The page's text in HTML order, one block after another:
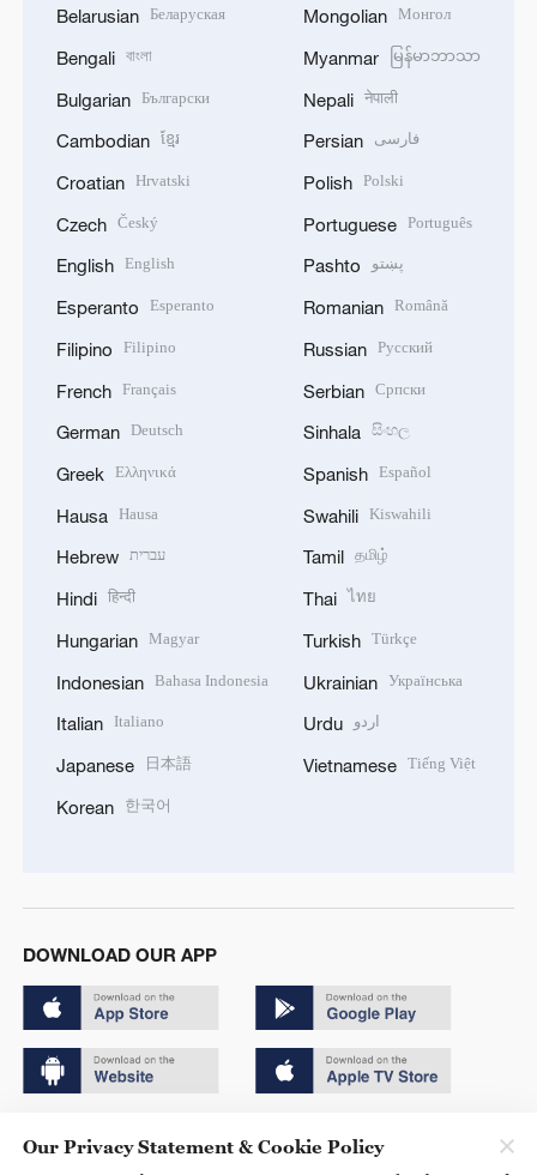
Belarusian Беларуская
Bengali বাংলা
Bulgarian Български
Cambodian ខ្មែរ
Croatian Hrvatski
Czech Český
English English
Esperanto Esperanto
Filipino Filipino
French Français
German Deutsch
Greek Ελληνικά
Hausa Hausa
Hebrew עברית
Hindi हिन्दी
Hungarian Magyar
Indonesian Bahasa Indonesia
Italian Italiano
Japanese 日本語
Korean 한국어
Mongolian Монгол
Myanmar မြန်မာဘာသာ
Nepali नेपाली
Persian فارسی
Polish Polski
Portuguese Português
Pashto پښتو
Romanian Română
Russian Русский
Serbian Српски
Sinhala සිංහල
Spanish Español
Swahili Kiswahili
Tamil தமிழ்
Thai ไทย
Turkish Türkçe
Ukrainian Українська
Urdu اردو
Vietnamese Tiếng Việt
DOWNLOAD OUR APP
京ICP备20000184号
Our Privacy Statement & Cookie Policy